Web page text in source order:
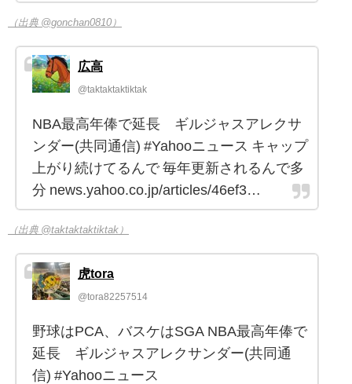
（出典 @gonchan0810）
広高
@taktaktaktiktak
NBA最高年俸で延長 ギルジャスアレクサ
ンダー(共同通信) #Yahooニュース キャップ
上がり続けてるんで 毎年更新されるんで多
分 news.yahoo.co.jp/articles/46ef3…
（出典 @taktaktaktiktak）
虎tora
@tora82257514
野球はPCA、バスケはSGA NBA最高年俸で
延長 ギルジャスアレクサンダー(共同通
信) #Yahooニュース